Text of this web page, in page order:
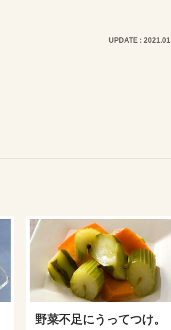
UPDATE :
野菜不足にうってつけ。